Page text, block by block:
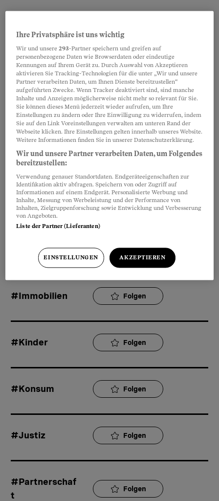
#Arbeit Folgen
#Bürger &
Verwaltung
Folgen
#Geld Folgen
#Gesellschaft Folgen
#Gesundheit Folgen
#Immobilien Folgen
#Kinder Folgen
#Konsum Folgen
#Justiz Folgen
#Partnerschaf
t
Folgen
Ihre Privatsphäre ist uns wichtig
Wir und unsere293-Partner speichern und greifen auf
personenbezogene Daten wie Browserdaten oder eindeutige
Kennungen auf Ihrem Gerät zu. Durch Auswahl von Akzeptieren
aktivieren Sie Tracking-Technologien für die unter „Wir und unsere
Partner verarbeiten Daten, um Ihnen Dienste bereitzustellen“
aufgeführten Zwecke. Wenn Tracker deaktiviert sind, sind manche
Inhalte und Anzeigen möglicherweise nicht mehr so relevant für Sie.
Sie können dieses Menü jederzeit wieder aufrufen, um Ihre
Einstellungen zu ändern oder Ihre Einwilligung zu widerrufen, indem
Sie auf den Link Voreinstellungen verwalten am unteren Rand der
Webseite klicken. Ihre Einstellungen gelten innerhalb unseres Website.
Weitere Informationen finden Sie in unserer Datenschutzerklärung.
Wir und unsere Partner verarbeiten Daten, um Folgendes
bereitzustellen:
Verwendung genauer Standortdaten. Endgeräteeigenschaften zur
Identifikation aktiv abfragen. Speichern von oder Zugriff auf
Informationen auf einem Endgerät. Personalisierte Werbung und
Inhalte, Messung von Werbeleistung und der Performance von
Inhalten, Zielgruppenforschung sowie Entwicklung und Verbesserung
von Angeboten.
Liste der Partner (Lieferanten)
EINSTELLUNGEN AKZEPTIEREN